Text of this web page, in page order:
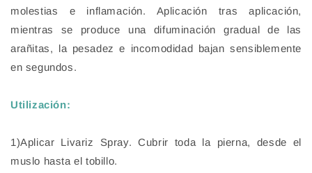
molestias e inflamación. Aplicación tras aplicación,
mientras se produce una difuminación gradual de las
arañitas, la pesadez e incomodidad bajan sensiblemente
en segundos.
Utilización:
1)Aplicar Livariz Spray. Cubrir toda la pierna, desde el
muslo hasta el tobillo.